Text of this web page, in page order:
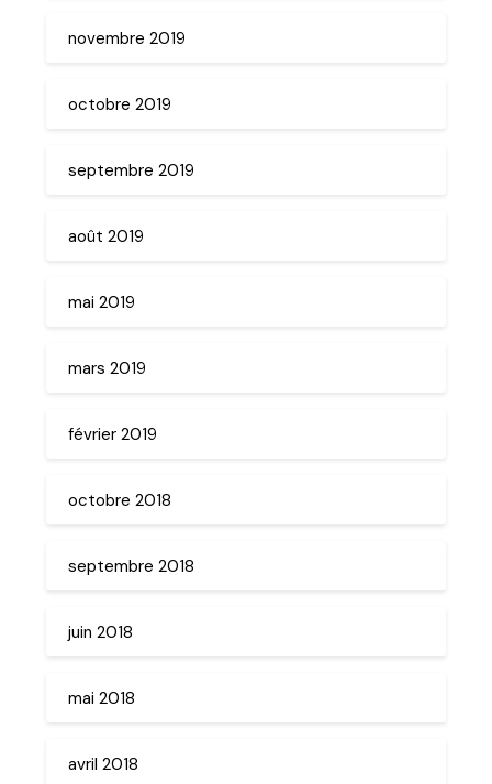
novembre 2019
octobre 2019
septembre 2019
août 2019
mai 2019
mars 2019
février 2019
octobre 2018
septembre 2018
juin 2018
mai 2018
avril 2018